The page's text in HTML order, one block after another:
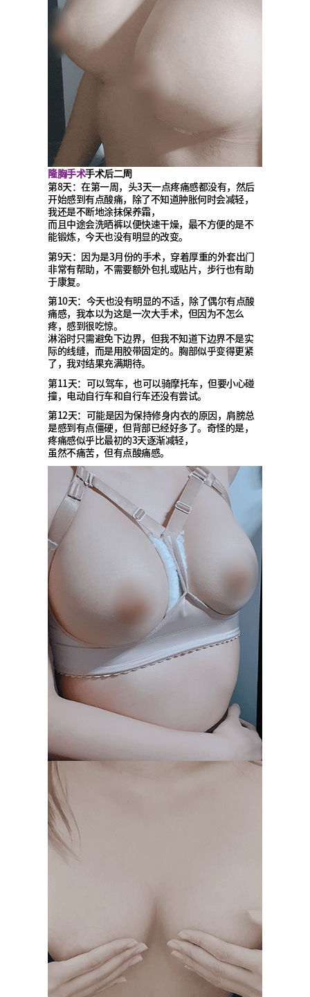
隆胸手术手术后二周
第8天：在第一周，头3天一点疼痛感都没有，然后
开始感到有点酸痛，除了不知道肿胀何时会减轻，
我还是不断地涂抹保养霜，
而且中途会洗晒裤以便快速干燥，最不方便的是不
能锻炼，今天也没有明显的改变。
第9天：因为是3月份的手术，穿着厚重的外套出门
非常有帮助，不需要额外包扎或贴片，步行也有助
于康复。
第10天：今天也没有明显的不适，除了偶尔有点酸
痛感，我本以为这是一次大手术，但因为不怎么
疼，感到很吃惊。
淋浴时只需避免下边界，但我不知道下边界不是实
际的线缝，而是用胶带固定的。胸部似乎变得更紧
了，我对结果充满期待。
第11天：可以驾车，也可以骑摩托车，但要小心碰
撞，电动自行车和自行车还没有尝试。
第12天：可能是因为保持修身内衣的原因，肩膀总
是感到有点僵硬，但背部已经好多了。奇怪的是，
疼痛感似乎比最初的3天逐渐减轻，
虽然不痛苦，但有点酸痛感。